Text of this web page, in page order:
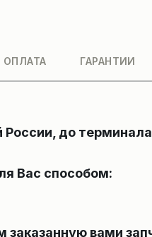
ГАРАНТИИ
до
Вас способом:
вами